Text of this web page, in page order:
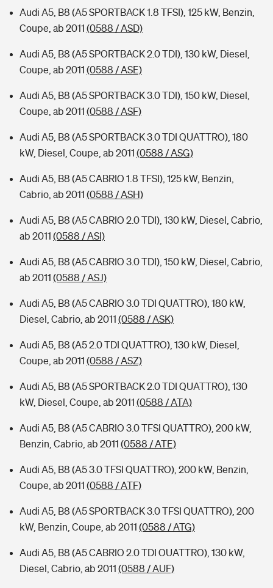
Audi A5, B8 (A5 SPORTBACK 1.8 TFSI), 125 kW, Benzin,
Coupe, ab 2011 (0588 / ASD)
Audi A5, B8 (A5 SPORTBACK 2.0 TDI), 130 kW, Diesel,
Coupe, ab 2011 (0588 / ASE)
Audi A5, B8 (A5 SPORTBACK 3.0 TDI), 150 kW, Diesel,
Coupe, ab 2011 (0588 / ASF)
Audi A5, B8 (A5 SPORTBACK 3.0 TDI QUATTRO), 180
kW, Diesel, Coupe, ab 2011 (0588 / ASG)
Audi A5, B8 (A5 CABRIO 1.8 TFSI), 125 kW, Benzin,
Cabrio, ab 2011 (0588 / ASH)
Audi A5, B8 (A5 CABRIO 2.0 TDI), 130 kW, Diesel, Cabrio,
ab 2011 (0588 / ASI)
Audi A5, B8 (A5 CABRIO 3.0 TDI), 150 kW, Diesel, Cabrio,
ab 2011 (0588 / ASJ)
Audi A5, B8 (A5 CABRIO 3.0 TDI QUATTRO), 180 kW,
Diesel, Cabrio, ab 2011 (0588 / ASK)
Audi A5, B8 (A5 2.0 TDI QUATTRO), 130 kW, Diesel,
Coupe, ab 2011 (0588 / ASZ)
Audi A5, B8 (A5 SPORTBACK 2.0 TDI QUATTRO), 130
kW, Diesel, Coupe, ab 2011 (0588 / ATA)
Audi A5, B8 (A5 CABRIO 3.0 TFSI QUATTRO), 200 kW,
Benzin, Cabrio, ab 2011 (0588 / ATE)
Audi A5, B8 (A5 3.0 TFSI QUATTRO), 200 kW, Benzin,
Coupe, ab 2011 (0588 / ATF)
Audi A5, B8 (A5 SPORTBACK 3.0 TFSI QUATTRO), 200
kW, Benzin, Coupe, ab 2011 (0588 / ATG)
Audi A5, B8 (A5 CABRIO 2.0 TDI OUATTRO), 130 kW,
Diesel, Cabrio, ab 2011 (0588 / AUF)